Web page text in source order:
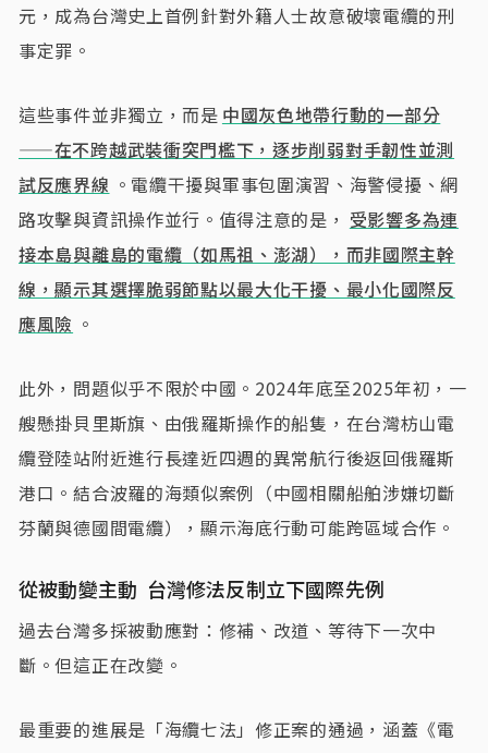
元，成為台灣史上首例針對外籍人士故意破壞電纜的刑
事定罪。
這些事件並非獨立，而是 中國灰色地帶行動的一部分
——在不跨越武裝衝突門檻下，逐步削弱對手韌性並測
試反應界線 。電纜干擾與軍事包圍演習、海警侵擾、網
路攻擊與資訊操作並行。值得注意的是， 受影響多為連
接本島與離島的電纜（如馬祖、澎湖），而非國際主幹
線，顯示其選擇脆弱節點以最大化干擾、最小化國際反
應風險 。
此外，問題似乎不限於中國。2024年底至2025年初，一
艘懸掛貝里斯旗、由俄羅斯操作的船隻，在台灣枋山電
纜登陸站附近進行長達近四週的異常航行後返回俄羅斯
港口。結合波羅的海類似案例（中國相關船舶涉嫌切斷
芬蘭與德國間電纜），顯示海底行動可能跨區域合作。
從被動變主動 台灣修法反制立下國際先例
過去台灣多採被動應對：修補、改道、等待下一次中
斷。但這正在改變。
最重要的進展是「海纜七法」修正案的通過，涵蓋《電